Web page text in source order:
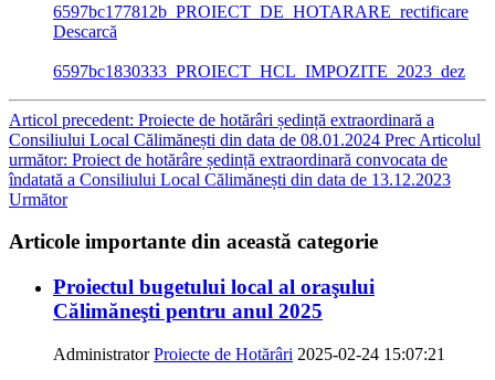
6597bc177812b_PROIECT_DE_HOTARARE_rectificare
Descarcă
6597bc1830333_PROIECT_HCL_IMPOZITE_2023_dez
Articol precedent: Proiecte de hotărâri ședință extraordinară a
Consiliului Local Călimănești din data de 08.01.2024 Prec Articolul
următor: Proiect de hotărâre ședință extraordinară convocata de
îndatată a Consiliului Local Călimănești din data de 13.12.2023
Următor
Articole importante din această categorie
Proiectul bugetului local al oraşului
Călimăneşti pentru anul 2025
AdministratorProiecte de Hotărâri 2025-02-24 15:07:21